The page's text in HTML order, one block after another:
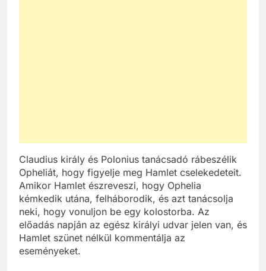
Claudius király és Polonius tanácsadó rábeszélik
Opheliát, hogy figyelje meg Hamlet cselekedeteit.
Amikor Hamlet észreveszi, hogy Ophelia
kémkedik utána, felháborodik, és azt tanácsolja
neki, hogy vonuljon be egy kolostorba. Az
előadás napján az egész királyi udvar jelen van, és
Hamlet szünet nélkül kommentálja az
eseményeket.